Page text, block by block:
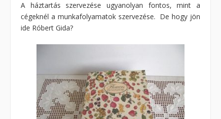
A háztartás szervezése ugyanolyan fontos, mint a
cégeknél a munkafolyamatok szervezése. De hogy jön
ide Róbert Gida?